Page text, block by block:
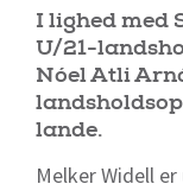
I lighed med
U/21-
Nóel Atli
lande.
Melker Widell